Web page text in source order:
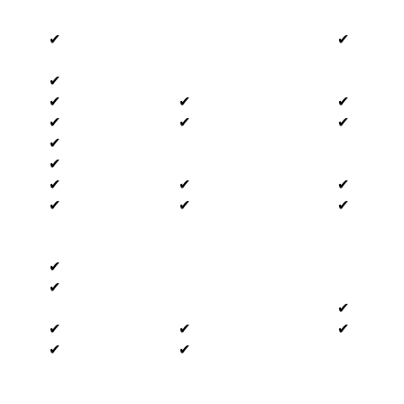
✔ ✔
✔
✔ ✔ ✔
✔ ✔ ✔
✔
✔
✔ ✔ ✔
✔ ✔ ✔
✔
✔
✔
✔ ✔ ✔
✔
✔